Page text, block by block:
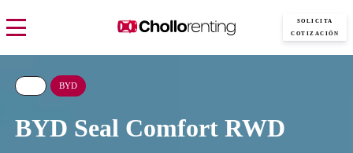
SOLICITA
COTIZACIÓN
BYD
BYD Seal Comfort RWD